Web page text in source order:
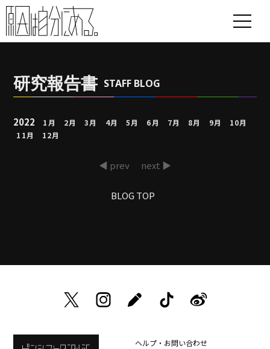
研究報告書 STAFF BLOG
2022 1月 2月 3月 4月 5月 6月 7月 8月 9月
10月
11月
12月
◀ prev next ▶
BLOG TOP
ヘルプ・お問い合わせ